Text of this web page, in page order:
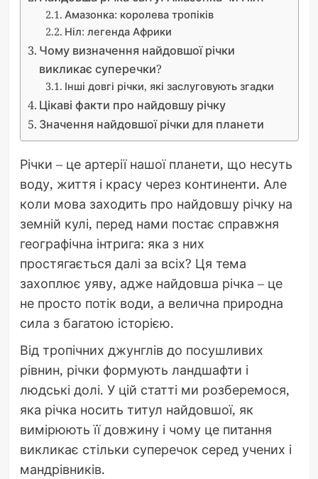
Амазонка: королева тропіків
Ніл: легенда Африки
Чому визначення найдовшої річки
викликає суперечки?
Інші довгі річки, які заслуговують згадки
Цікаві факти про найдовшу річку
Значення найдовшої річки для планети
Річки – це артерії нашої планети, що несуть
воду, життя і красу через континенти. Але
коли мова заходить про найдовшу річку на
земній кулі, перед нами постає справжня
географічна інтрига: яка з них
простягається далі за всіх? Ця тема
захоплює уяву, адже найдовша річка – це
не просто потік води, а велична природна
сила з багатою історією.
Від тропічних джунглів до посушливих
рівнин, річки формують ландшафти і
людські долі. У цій статті ми розберемося,
яка річка носить титул найдовшої, як
вимірюють її довжину і чому це питання
викликає стільки суперечок серед учених і
мандрівників.